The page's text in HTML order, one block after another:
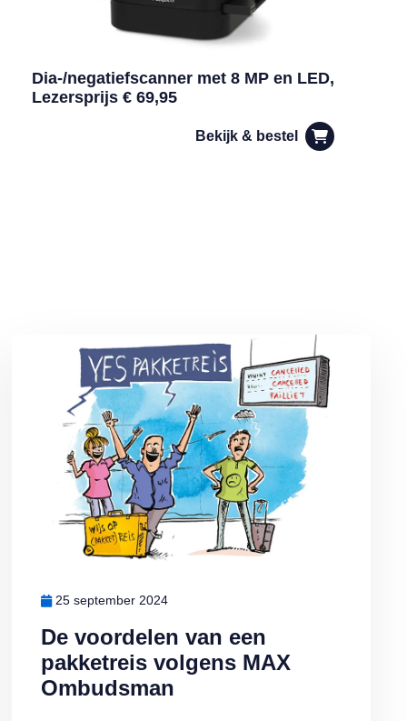
Dia-/negatiefscanner met 8 MP en LED,
Lezersprijs € 69,95
Bekijk & bestel
De voordelen van een
pakketreis volgens MAX
Ombudsman
25 september 2024
Lees meer over De voordelen van een pakketreis volgens MAX